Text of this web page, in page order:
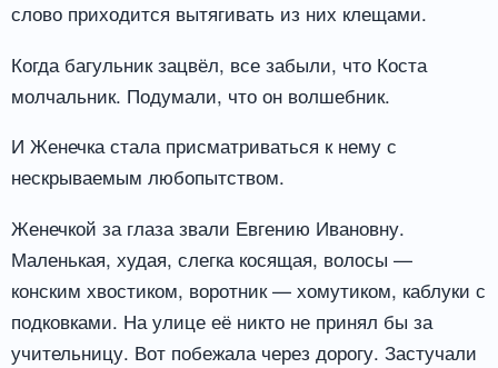
слово приходится вытягивать из них клещами.
Когда багульник зацвёл, все забыли, что Коста
молчальник. Подумали, что он волшебник.
И Женечка стала присматриваться к нему с
нескрываемым любопытством.
Женечкой за глаза звали Евгению Ивановну.
Маленькая, худая, слегка косящая, волосы —
конским хвостиком, воротник — хомутиком, каблуки с
подковками. На улице её никто не принял бы за
учительницу. Вот побежала через дорогу. Застучали